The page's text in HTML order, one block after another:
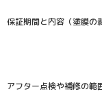
保証期間と内容（塗膜の
アフター点検や補修の範